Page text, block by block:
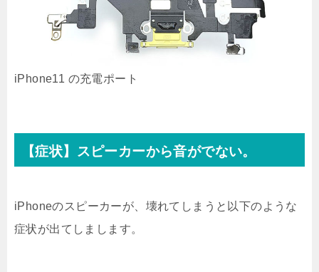
iPhone11 の充電ポート
【症状】スピーカーから音がでない。
iPhoneのスピーカーが、壊れてしまうと以下のような
症状が出てしまします。